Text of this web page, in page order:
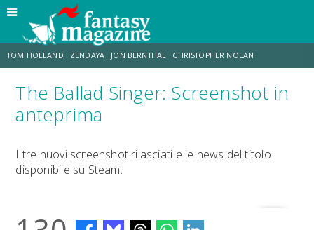
TOM HOLLAND ZENDAYA JON BERNTHAL CHRISTOPHER NOLAN
STRANIMONDI LUCCA COMICS & GAMES ODISSEA DESTIN DANIEL CRETTON
The Ballad Singer: Screenshot in
anteprima
I tre nuovi screenshot rilasciati e le news del titolo
disponibile su Steam.